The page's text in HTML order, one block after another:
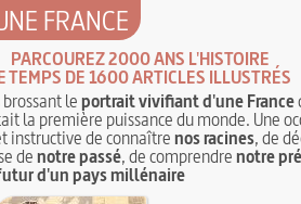
FRANCE
PARCOUREZ 2000 ANS L'HISTOIRE
TEMPS DE 1600 ARTICLES ILLUSTRÉS
leportrait vivifiant d'une France
la première puissance du monde. Une
instructive de connaîtrenos racines, de
denotre passé, de comprendrenotre
d'un pays millénaire